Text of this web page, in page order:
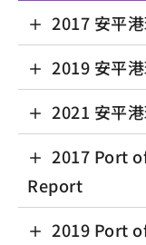
2017 安平
2019 安平
2021 安平
2017 Port
Report
2019 Port